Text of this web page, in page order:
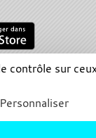
inapproprié
Connexion
contrôle sur
Personnaliser